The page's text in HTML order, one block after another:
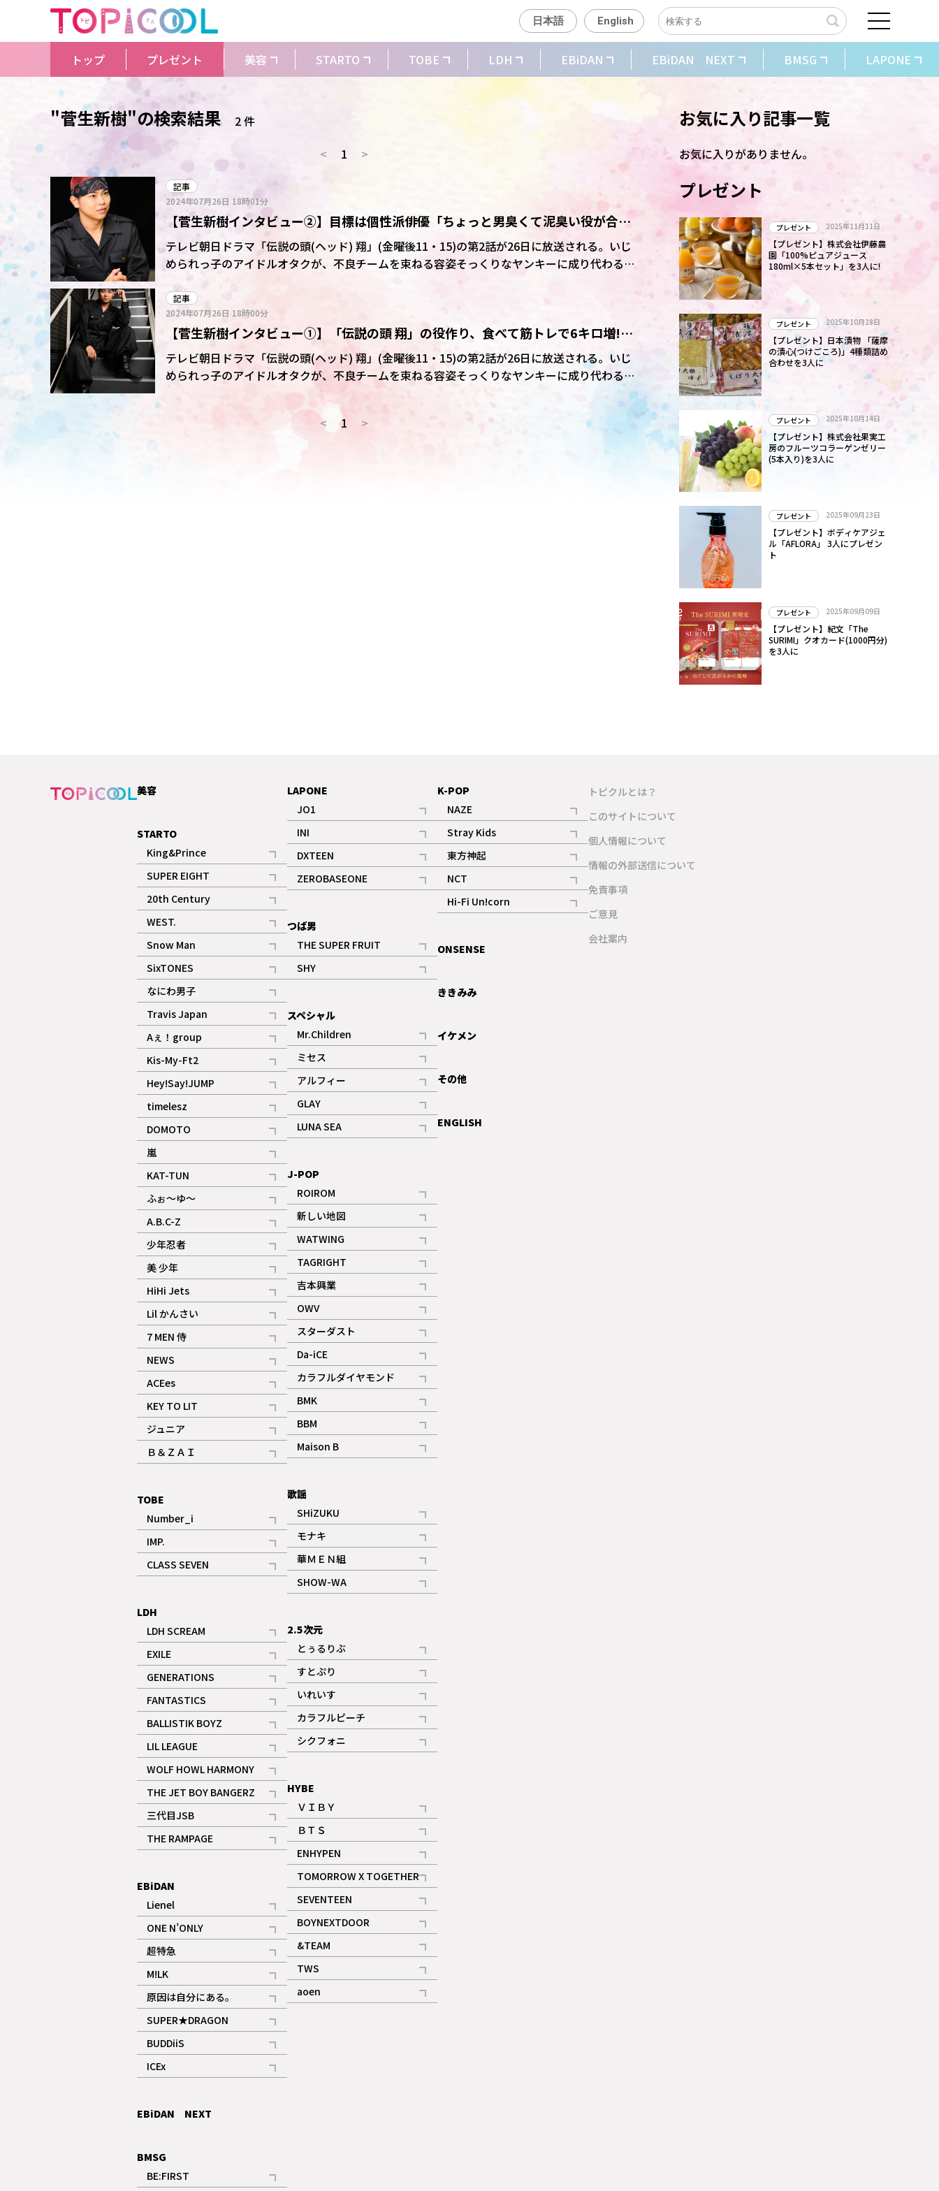
日本語 English
トップ プレゼント 美容 STARTO TOBE LDH EBiDAN EBiDAN NEXT BMSG LAPONE
"菅生新樹"の検索結果
2 件
<
1 >
記事
2024年07月26日 18時01分
【菅生新樹インタビュー②】目標は個性派俳優「ちょっと男臭くて泥臭い役が合う
かな?と思い始めて」(サイン入りプレゼントあり)
テレビ朝日ドラマ「伝説の頭(ヘッド) 翔」(金曜後11・15)の第2話が26日に放送される。いじ
められっ子のアイドルオタクが、不良チームを束ねる容姿そっくりなヤンキーに成り代わる物
語で、キーパーソンを演じているのが俳優の菅生新樹だ。
記事
2024年07月26日 18時00分
【菅生新樹インタビュー①】「伝説の頭 翔」の役作り、食べて筋トレで6キロ増!
「自分史上最高体重」(サイン入りプレゼントあり)
テレビ朝日ドラマ「伝説の頭(ヘッド) 翔」(金曜後11・15)の第2話が26日に放送される。いじ
められっ子のアイドルオタクが、不良チームを束ねる容姿そっくりなヤンキーに成り代わる物
語で、キーパーソンを演じているのが俳優の菅生新樹。2回に分けたインタビューの前編では
徹底した役作りにかける思い、主演・高橋文哉とのエピソードについて聞いた。
< 1 >
お気に入り記事一覧
お気に入りがありません。
プレゼント
プレゼント 2025年11月11日
【プレゼント】株式会社伊藤農
園「100%ピュアジュース
180ml×5本セット」を3人に!
プレゼント 2025年10月28日
【プレゼント】日本漬物 「薩摩
の漬心(つけごころ)」4種類詰め
合わせを3人に
プレゼント 2025年10月14日
【プレゼント】株式会社果実工
房のフルーツコラーゲンゼリー
(5本入り)を3人に
プレゼント 2025年09月23日
【プレゼント】ボディケアジェ
ル「AFLORA」 3人にプレゼン
ト
プレゼント 2025年09月09日
【プレゼント】紀文「The
SURIMI」クオカード(1000円分)
を3人に
美容
STARTO
King&Prince
記事
SUPER EIGHT
記事
20th Century
記事
WEST.
記事
Snow Man
記事
ギャラリー
SixTONES
記事
ギャラリー
なにわ男子
記事
Travis Japan
記事
Aぇ！group
記事
Kis-My-Ft2
記事
ギャラリー
Hey!Say!JUMP
記事
timelesz
記事
DOMOTO
記事
嵐
記事
KAT-TUN
記事
ふぉ～ゆ～
記事
A.B.C-Z
記事
ギャラリー
少年忍者
記事
美 少年
記事
HiHi Jets
記事
Lil かんさい
記事
7 MEN 侍
記事
NEWS
記事
ACEes
記事
KEY TO LIT
記事
ジュニア
記事
Ｂ＆ＺＡＩ
記事
TOBE
Number_i
記事
IMP.
記事
CLASS SEVEN
記事
LDH
LDH SCREAM
記事
EXILE
記事
GENERATIONS
記事
FANTASTICS
記事
BALLISTIK BOYZ
記事
LIL LEAGUE
記事
WOLF HOWL HARMONY
記事
THE JET BOY BANGERZ
記事
三代目JSB
記事
THE RAMPAGE
記事
EBiDAN
Lienel
記事
ONE N’ONLY
記事
超特急
記事
ギャラリー
M!LK
記事
原因は自分にある。
記事
SUPER★DRAGON
記事
BUDDiiS
記事
ICEx
記事
EBiDAN NEXT
BMSG
BE:FIRST
LAPONE
JO1
記事
ギャラリー
INI
記事
ギャラリー
DXTEEN
記事
ギャラリー
ZEROBASEONE
記事
つば男
THE SUPER FRUIT
記事
ギャラリー
SHY
記事
スペシャル
Mr.Children
記事
ミセス
記事
アルフィー
記事
GLAY
記事
LUNA SEA
記事
J-POP
ROIROM
記事
新しい地図
記事
WATWING
記事
TAGRIGHT
記事
吉本興業
記事
OWV
記事
ギャラリー
スターダスト
記事
Da-iCE
記事
カラフルダイヤモンド
記事
BMK
記事
ギャラリー
BBM
記事
ギャラリー
Maison B
記事
歌謡
SHiZUKU
記事
モナキ
記事
華ＭＥＮ組
記事
SHOW-WA
記事
2.5次元
とぅるりぶ
記事
すとぷり
記事
ギャラリー
いれいす
記事
ギャラリー
カラフルピーチ
記事
シクフォニ
記事
HYBE
ＶＩＢＹ
記事
ＢＴＳ
記事
ENHYPEN
記事
TOMORROW X TOGETHER
記事
ギャラリー
SEVENTEEN
記事
BOYNEXTDOOR
記事
&TEAM
記事
ギャラリー
TWS
記事
aoen
記事
K-POP
NAZE
記事
Stray Kids
記事
東方神起
記事
NCT
記事
Hi-Fi Un!corn
記事
ONSENSE
ききみみ
イケメン
その他
ENGLISH
トピクルとは？
このサイトについて
個人情報について
情報の外部送信について
免責事項
ご意見
会社案内